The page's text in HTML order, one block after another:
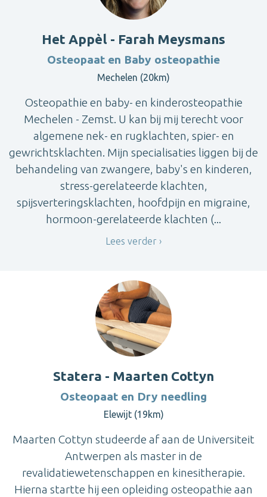
Het Appèl - Farah Meysmans
Osteopaat en Baby osteopathie
Mechelen (20km)
Osteopathie en baby- en kinderosteopathie
Mechelen - Zemst. U kan bij mij terecht voor
algemene nek- en rugklachten, spier- en
gewrichtsklachten. Mijn specialisaties liggen bij de
behandeling van zwangere, baby's en kinderen,
stress-gerelateerde klachten,
spijsverteringsklachten, hoofdpijn en migraine,
hormoon-gerelateerde klachten (...
Lees verder
Statera - Maarten Cottyn
Osteopaat en Dry needling
Elewijt (19km)
Maarten Cottyn studeerde af aan de Universiteit
Antwerpen als master in de
revalidatiewetenschappen en kinesitherapie.
Hierna startte hij een opleiding osteopathie aan